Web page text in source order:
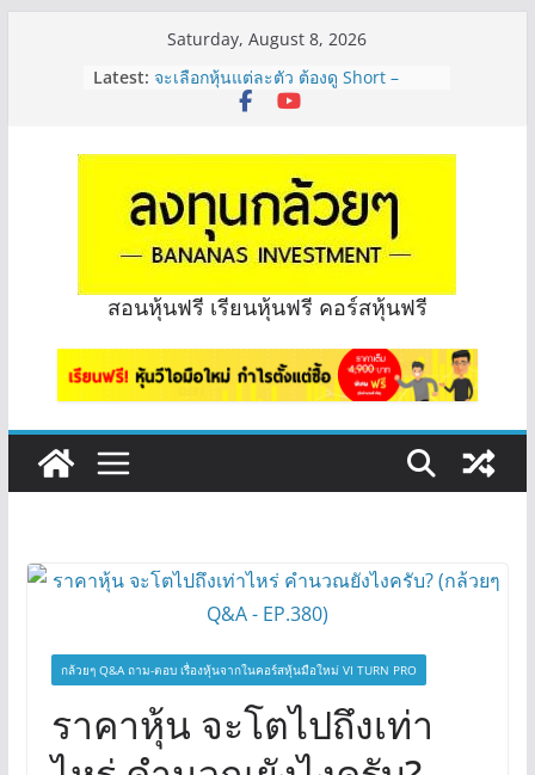
Saturday, August 8, 2026
Latest: จะเลือกหุ้นแต่ละตัว ต้องดู Short –
Long ของหุ้นตัวนั้นๆไหมคะ? | Q&A
Hot Topic! อัปเดทงบ สื่อสาร, ค้าปลีก
ตัวไหนเหมาะถือเอาปันผล? | Hot Topic
EP.41
หุ้นซอสภูเขาทอง Sauce เหมาะถือเป็น
หุ้นปันผลไหม? | Q&A กล้วยๆ EP.1166
OSP vs CBG vs ICHI ควร DCA ตัวไหน
ดี? | Q&A กล้วยๆ EP.1165
รีวิวงบกลุ่ม Bank หุ้นไหนเหมาะถือเอา
สอนหุ้นฟรี เรียนหุ้นฟรี คอร์สหุ้นฟรี
กล้วยๆ Q&A ถาม-ตอบ เรื่องหุ้นจากในคอร์สหุ้นมือใหม่ VI TURN PRO
ราคาหุ้น จะโตไปถึงเท่า